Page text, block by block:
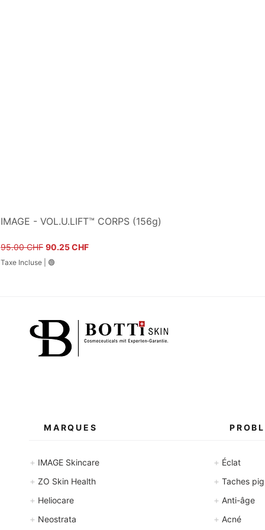
IMAGE - VOL.U.LIFT™ CORPS (156g)
Prix original
95.00 CHF Prix promotionnel
90.25 CHF
Taxe Incluse 🟢
MARQUES
+ IMAGE Skincare
+ ZO Skin Health
+ Heliocare
+ Neostrata
+ Éclat
+ Taches
+ Anti-âge
+ Acné